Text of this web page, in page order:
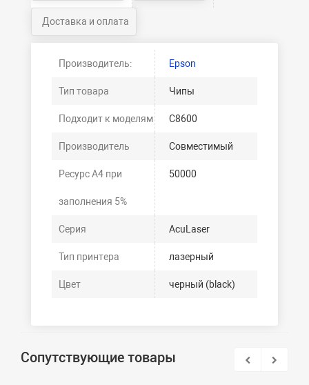
Доставка и оплата
Производитель: Epson
Тип товара Чипы
Подходит к моделям C8600
Производитель Совместимый
Ресурс А4 при
заполнения 5%
50000
Серия AcuLaser
Тип принтера лазерный
Цвет черный (black)
Сопутствующие товары